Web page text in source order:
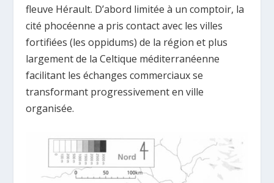
fleuve Hérault. D’abord limitée à un comptoir, la
cité phocéenne a pris contact avec les villes
fortifiées (les oppidums) de la région et plus
largement de la Celtique méditerranéenne
facilitant les échanges commerciaux se
transformant progressivement en ville
organisée.